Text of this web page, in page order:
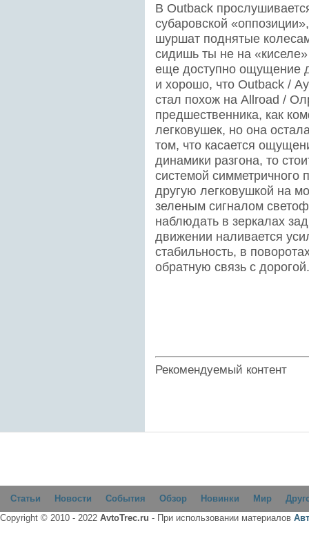
В Outback
субаровской
шуршат поднятые
сидишь ты не на
еще доступно ощущение
и хорошо, что Outback /
стал похож на Allroad /
предшественника, как
легковушек, но она
том, что касается
динамики разгона, то
системой
другую легковушкой на
зеленым сигналом
наблюдать в зеркалах
движении наливается
стабильность, в
обратную связь с дорогой.
Рекомендуемый контент
Статьи Новости События Обзор Новинки Мир
Copyright © 2010 - 2022 AvtoTrec.ru - При использовании материалов